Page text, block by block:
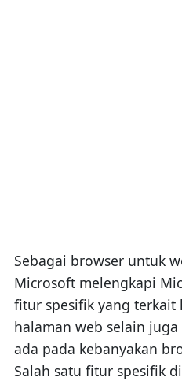
Sebagai browser untuk
Microsoft melengkapi
fitur spesifik yang terkait
halaman web selain
ada pada kebanyakan
Salah satu fitur spesifik